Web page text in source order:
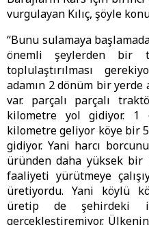
vurgulayan Kılıç, şöyle
“Bunu sulamaya
önemli şeylerden bir
toplulaştırılması
adamın 2 dönüm bir
var. parçalı parçalı
kilometre yol gidiyor. 1
kilometre geliyor köye bir
gidiyor. Yani harcı
üründen daha yüksek
faaliyeti yürütmeye
üretiyordu. Yani köylü
üretip de şehirdeki
gerçekleştiremiyor.